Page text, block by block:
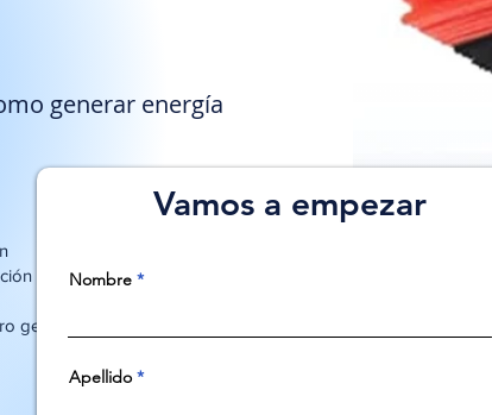
generar energía
de
generado!
Vamos a empezar
Nombre
Apellido